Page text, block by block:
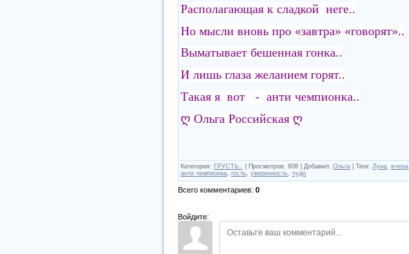
Располагающая к сладкой неге..
Но мысли вновь про «завтра» «говорят»..
Выматывает бешенная гонка..
И лишь глаза желанием горят..
Такая я вот - анти чемпионка..
ღ Ольга Российская ღ
Категория: ГРУСТЬ.. Просмотров: 608 Добавил: Ольга Теги: Луна вчера
анти чемпионка гость уверенность чудо
Всего комментариев: 0
Войдите: